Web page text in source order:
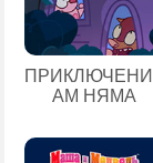
АМ НЯМА